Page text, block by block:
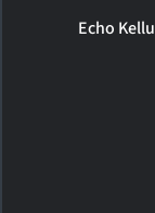
Echo